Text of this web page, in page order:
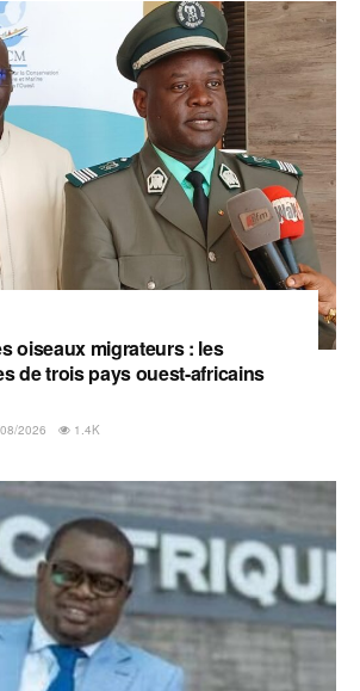
oiseaux migrateurs : les
de trois pays ouest-africains
2026 1.4K